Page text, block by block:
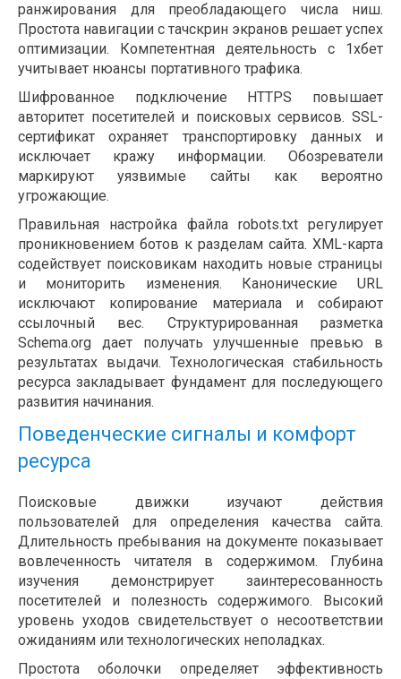
ранжирования для преобладающего числа ниш.
Простота навигации с тачскрин экранов решает успех
оптимизации. Компетентная деятельность с 1хбет
учитывает нюансы портативного трафика.
Шифрованное подключение HTTPS повышает
авторитет посетителей и поисковых сервисов. SSL-
сертификат охраняет транспортировку данных и
исключает кражу информации. Обозреватели
маркируют уязвимые сайты как вероятно
угрожающие.
Правильная настройка файла robots.txt регулирует
проникновением ботов к разделам сайта. XML-карта
содействует поисковикам находить новые страницы
и мониторить изменения. Канонические URL
исключают копирование материала и собирают
ссылочный вес. Структурированная разметка
Schema.org дает получать улучшенные превью в
результатах выдачи. Технологическая стабильность
ресурса закладывает фундамент для последующего
развития начинания.
Поведенческие сигналы и комфорт
ресурса
Поисковые движки изучают действия
пользователей для определения качества сайта.
Длительность пребывания на документе показывает
вовлеченность читателя в содержимом. Глубина
изучения демонстрирует заинтересованность
посетителей и полезность содержимого. Высокий
уровень уходов свидетельствует о несоответствии
ожиданиям или технологических неполадках.
Простота оболочки определяет эффективность